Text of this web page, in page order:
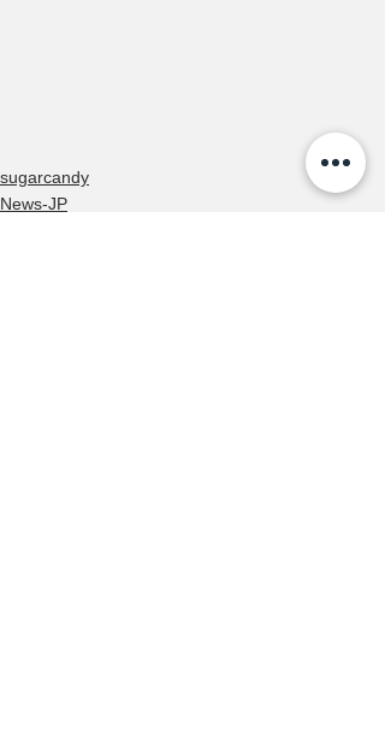
sugarcandy
News-JP